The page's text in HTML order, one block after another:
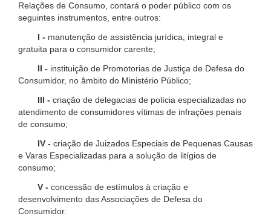
Relações de Consumo, contará o poder público com os
seguintes instrumentos, entre outros:
I - manutenção de assistência jurídica, integral e
gratuita para o consumidor carente;
II - instituição de Promotorias de Justiça de Defesa do
Consumidor, no âmbito do Ministério Público;
III - criação de delegacias de polícia especializadas no
atendimento de consumidores vítimas de infrações penais
de consumo;
IV - criação de Juizados Especiais de Pequenas Causas
e Varas Especializadas para a solução de litígios de
consumo;
V - concessão de estímulos à criação e
desenvolvimento das Associações de Defesa do
Consumidor.